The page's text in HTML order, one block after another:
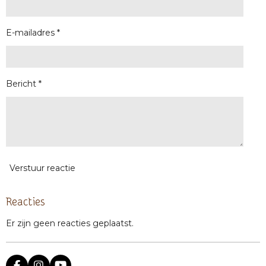
E-mailadres *
Bericht *
Verstuur reactie
Reacties
Er zijn geen reacties geplaatst.